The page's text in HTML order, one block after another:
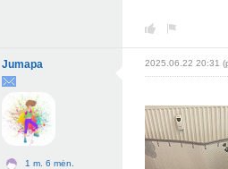
Jumapa
1 m. 6 mėn.
2025.06.22 20:31